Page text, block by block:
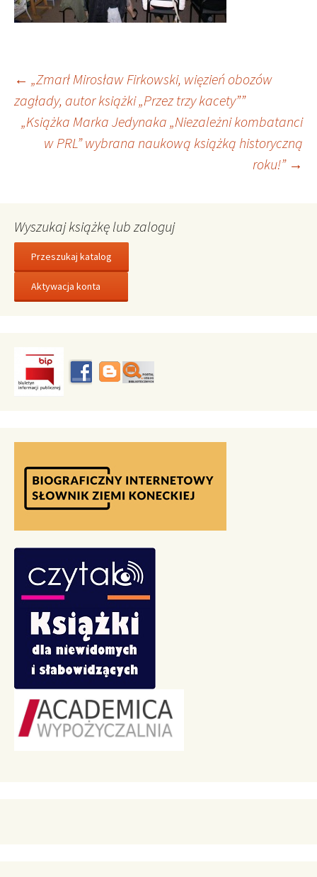
Nawigacja
wpisu
← „Zmarł Mirosław Firkowski, więzień obozów
zagłady, autor książki „Przez trzy kacety””
„Książka Marka Jedynaka „Niezależni kombatanci
w PRL” wybrana naukową książką historyczną
roku!” →
Wyszukaj książkę lub zaloguj